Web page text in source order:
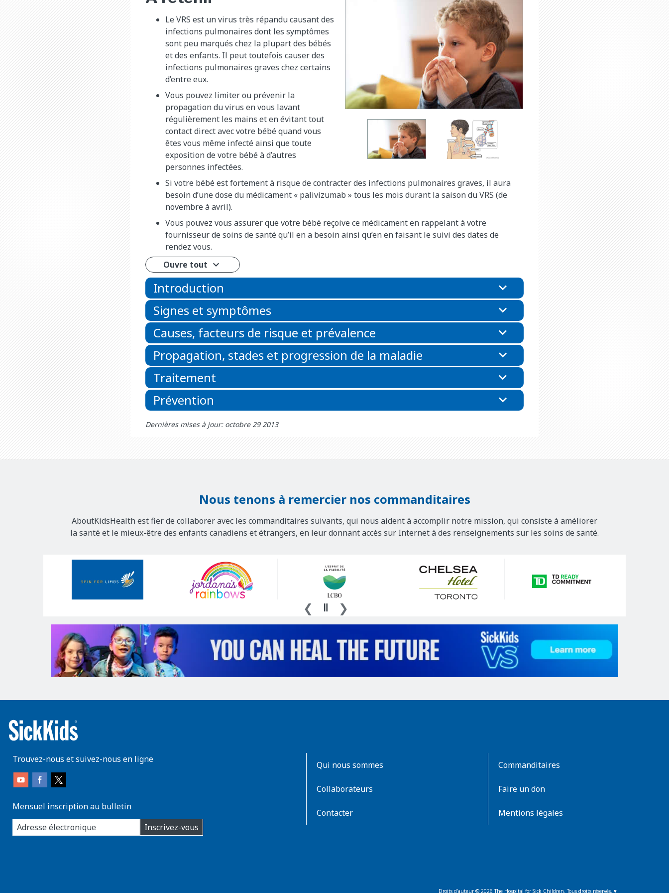
Le VRS est un virus très répandu causant des
infections pulmonaires dont les symptômes
sont peu marqués chez la plupart des bébés
et des enfants. Il peut toutefois causer des
infections pulmonaires graves chez certains
d’entre eux.
Vous pouvez limiter ou prévenir la
propagation du virus en vous lavant
régulièrement les mains et en évitant tout
contact direct avec votre bébé quand vous
êtes vous même infecté ainsi que toute
exposition de votre bébé à d’autres
personnes infectées.
Si votre bébé est fortement à risque de contracter des infections pulmonaires graves, il aura
besoin d’une dose du médicament « palivizumab » tous les mois durant la saison du VRS (de
novembre à avril).
Vous pouvez vous assurer que votre bébé reçoive ce médicament en rappelant à votre
fournisseur de soins de santé qu’il en a besoin ainsi qu’en en faisant le suivi des dates de
rendez vous.
Ouvre tout
Introduction
Signes et symptômes
Causes, facteurs de risque et prévalence
Propagation, stades et progression de la maladie
Traitement
Prévention
Dernières mises à jour: octobre 29 2013
Nous tenons à remercier nos commanditaires
AboutKidsHealth est fier de collaborer avec les commanditaires suivants, qui nous aident à accomplir notre mission, qui consiste à améliorer
la santé et le mieux-être des enfants canadiens et étrangers, en leur donnant accès sur Internet à des renseignements sur les soins de santé.
Trouvez-nous et suivez-nous en ligne
Mensuel inscription au bulletin
enter
you
email
Inscrivez-vous
Qui nous sommes
Collaborateurs
Contacter
Commanditaires
Faire un don
Mentions légales
Droits d’auteur © 2026 The Hospital for Sick Children. Tous droits réservés. ♥